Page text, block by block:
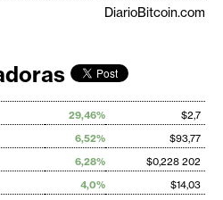
DiarioBitcoin.com
29,46%
$2,7
6,52%
$93,77
6,28%
$0,228 202
4,0%
$14,03